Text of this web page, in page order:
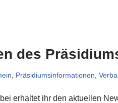
des
Präsidiumsinformationen
erhaltet ihr den aktuellen